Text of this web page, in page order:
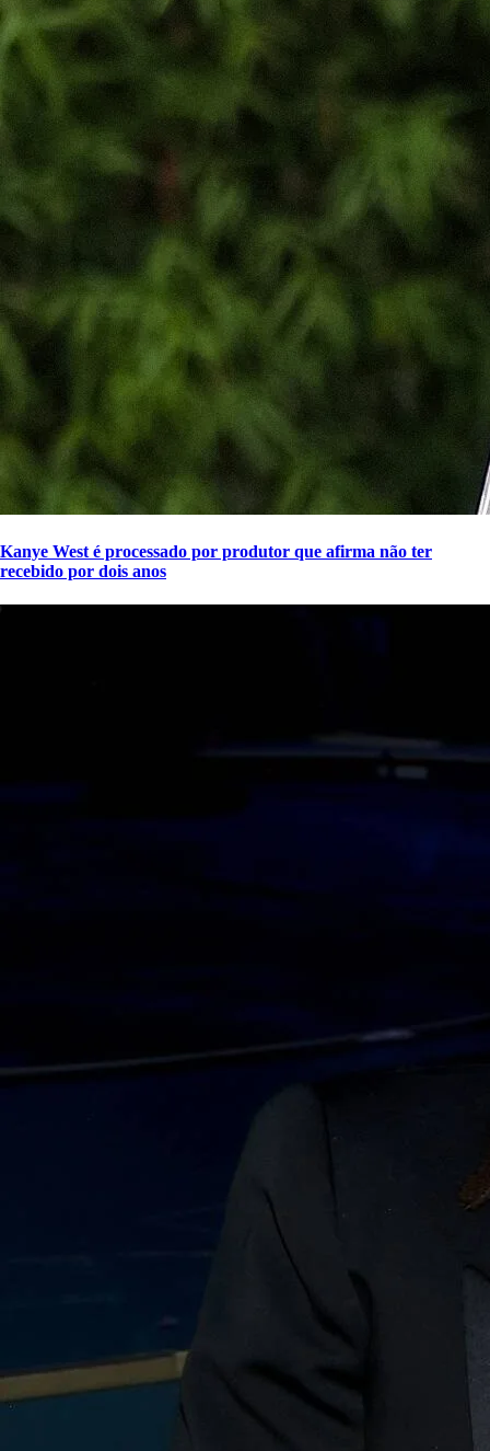
Kanye West é processado por produtor que afirma não ter
recebido por dois anos